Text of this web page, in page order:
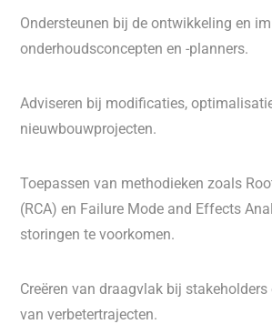
Ondersteunen bij de ontwikkeling en
onderhoudsconcepten en -planners.
Adviseren bij modificaties,
nieuwbouwprojecten.
Toepassen van methodieken zoals
(RCA) en Failure Mode and Effects
storingen te voorkomen.
Creëren van draagvlak bij
van verbetertrajecten.